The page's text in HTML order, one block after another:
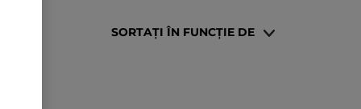
SORTAȚI ÎN FUNCȚIE DE